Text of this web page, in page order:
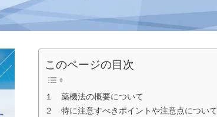
このページの目次
１ 薬機法の概要について
２ 特に注意すべきポイントや注意点について